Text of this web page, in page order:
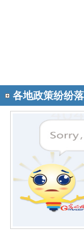
各地政策纷纷